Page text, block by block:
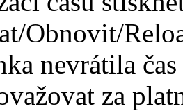
Obnovit/
nevrátila
za